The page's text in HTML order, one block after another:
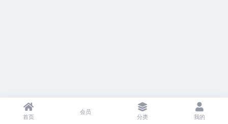
首页
会员
分类 我的